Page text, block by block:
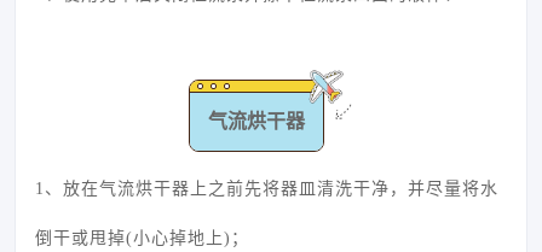
气流烘干器
1、放在气流烘干器上之前先将器皿清洗干净，并尽量将水
倒干或甩掉(小心掉地上)；